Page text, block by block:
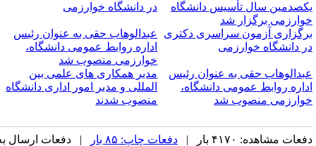
سال تأسیس دانشگاه
برگزار شد
در دانشگاه خوارزمی
آزمون سراسری دکتری
دانشگاه خوارزمی
عبدالوهاب حقی به عنوان رئیس
اداره روابط عمومی دانشگاه،
خوارزمی منصوب شد
حقی به عنوان رئیس
روابط عمومی دانشگاه،
منصوب شد
مدیر همکاری های علمی بین
المللی و مدیر امور اداری دانشگاه
منصوب شدند
مشاهده: ۴۱۷۰ بار | دفعات چاپ: ۸۵ بار
| دفعات ارسال به